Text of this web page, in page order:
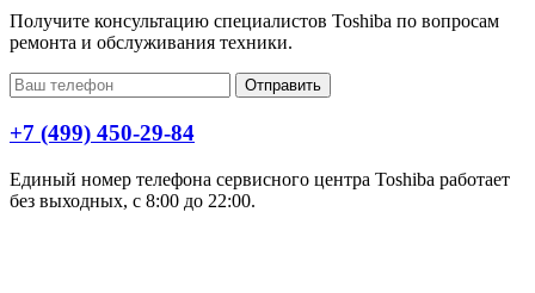
Получите консультацию специалистов Toshiba по вопросам
ремонта и обслуживания техники.
Отправить
+7 (499) 450-29-84
Единый номер телефона сервисного центра Toshiba работает
без выходных, с 8:00 до 22:00.